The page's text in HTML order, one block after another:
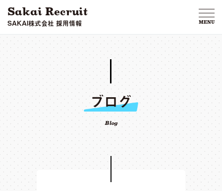
Sakai Recruit
SAKAI株式会社 採用情報 MENU
ブログ
Blog